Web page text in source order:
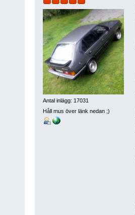
Antal inlägg: 17031
Håll mus över länk nedan ;)